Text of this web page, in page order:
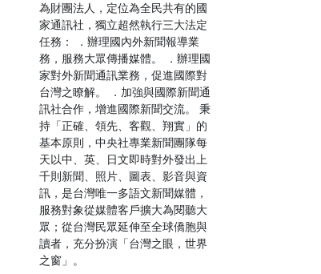
為財團法人，定位為全民共有的國
家通訊社，獨立超然執行三大法定
任務： ．辦理國內外新聞報導業
務，服務大眾傳播媒體。 ．辦理國
家對外新聞通訊業務，促進國際對
台灣之瞭解。 ．加強與國際新聞通
訊社合作，增進國際新聞交流。 秉
持「正確、領先、客觀、翔實」的
基本原則，中央社專業新聞團隊每
天以中、英、日文即時對外發出上
千則新聞、照片、圖表、影音與資
訊，是台灣唯一多語文新聞媒體，
服務對象從媒體客戶擴大為閱聽大
眾；從台灣民眾延伸至全球僑胞與
讀者，充分扮演「台灣之眼，世界
之窗」。